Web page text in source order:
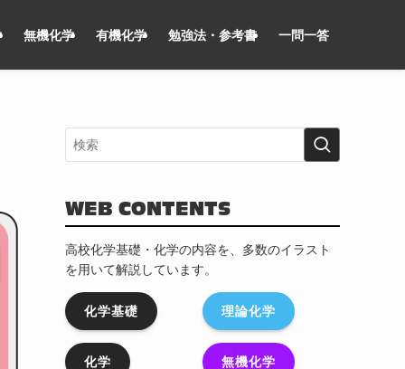
無機化学 有機化学 勉強法・参考書 一問一答
WEB CONTENTS
高校化学基礎・化学の内容を、多数のイラスト
を用いて解説しています。
化学基礎
化学
理論化学
無機化学